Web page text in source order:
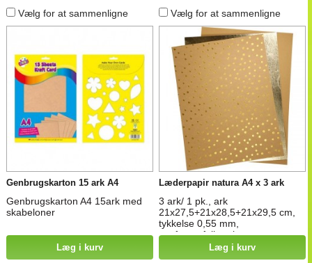
Vælg for at sammenligne
Genbrugskarton 15 ark A4
Genbrugskarton A4 15ark med
skabeloner
Læg i kurv
Vælg for at sammenligne
Læderpapir natura A4 x 3 ark
3 ark/ 1 pk., ark
21x27,5+21x28,5+21x29,5 cm,
tykkelse 0,55 mm,
ensfarvet,folie,print
Læg i kurv